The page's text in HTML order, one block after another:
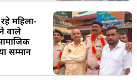
महिला-
वाले
सम्मान